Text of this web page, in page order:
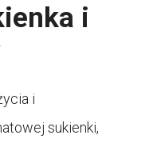
i
i
sukienki,